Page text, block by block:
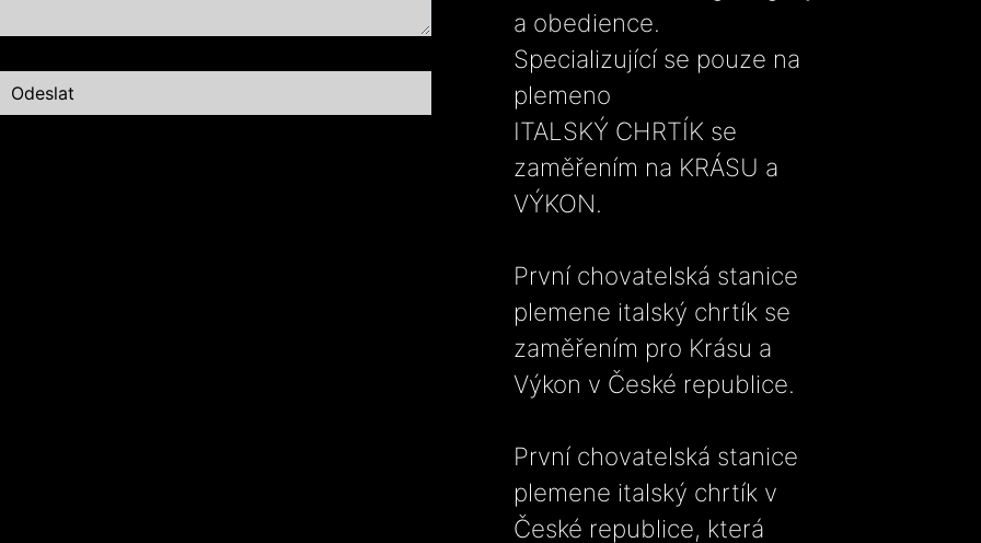
a obedience.
Specializující se pouze na
plemeno
ITALSKÝ CHRTÍK se
zaměřením na KRÁSU a
VÝKON.
První chovatelská stanice
plemene italský chrtík se
zaměřením pro Krásu a
Výkon v České republice.
První chovatelská stanice
plemene italský chrtík v
České republice, která